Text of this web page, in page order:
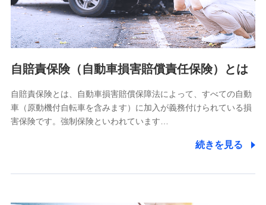
株式会社ドコモ・インシュアランス
個人情報の第三者提供について
除き、第三者に提供いたしません。
業務の委託
当社は利用目的の達成に必要な範囲内において個人情報の取
自賠責保険（自動車損害賠償責任保険）とは
自賠責保険とは、自動車損害賠償保障法によって、すべての自動
車（原動機付自転車を含みます）に加入が義務付けられている損
害保険です。強制保険といわれています…
続きを見る